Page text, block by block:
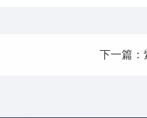
下一篇：